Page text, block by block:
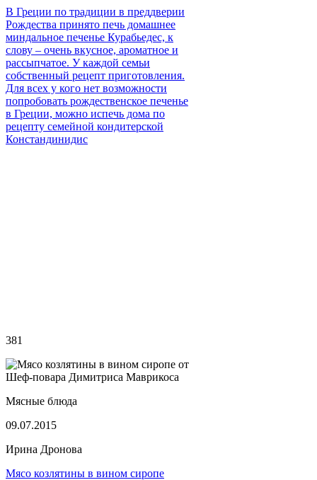
В Греции по традиции в преддверии
Рождества принято печь домашнее
миндальное печенье Курабьедес, к
слову – очень вкусное, ароматное и
рассыпчатое. У каждой семьи
собственный рецепт приготовления.
Для всех у кого нет возможности
попробовать рождественское печенье
в Греции, можно испечь дома по
рецепту семейной кондитерской
Констандинидис
381
Мясные блюда
09.07.2015
Ирина Дронова
Мясо козлятины в вином сиропе